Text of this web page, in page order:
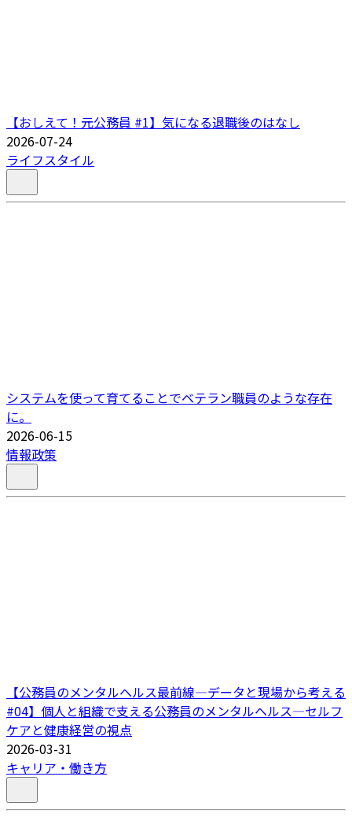
【おしえて！元公務員 #1】気になる退職後のはなし
2026-07-24
ライフスタイル
システムを使って育てることでベテラン職員のような存在
に。
2026-06-15
情報政策
【公務員のメンタルヘルス最前線―データと現場から考える
#04】個人と組織で支える公務員のメンタルヘルス―セルフ
ケアと健康経営の視点
2026-03-31
キャリア・働き方